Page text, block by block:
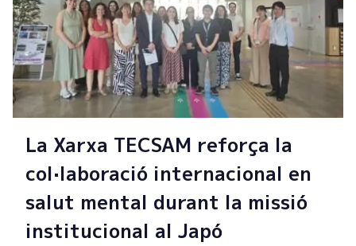
La Xarxa TECSAM reforça la
col·laboració internacional en
salut mental durant la missió
institucional al Japó